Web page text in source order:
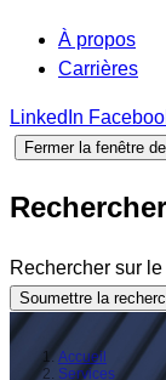
À propos
Carrières
LinkedIn
Fermer la fenêtre
Rechercher
Rechercher sur
Soumettre la
Accueil
Services